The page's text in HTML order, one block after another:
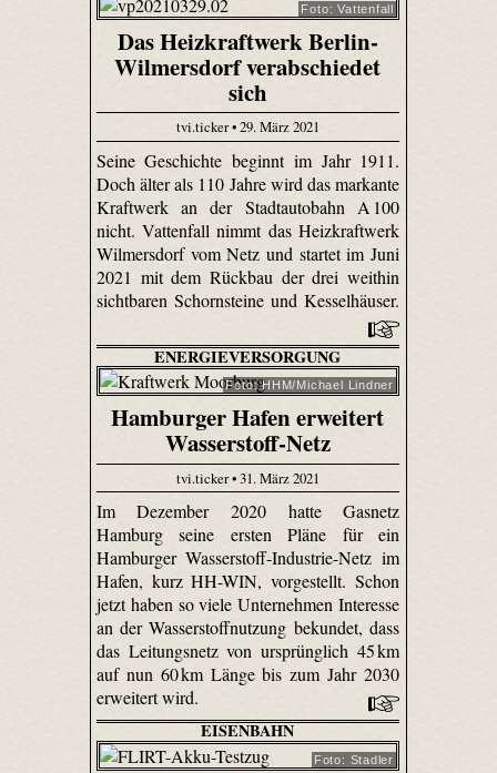
Foto: Vattenfall
Das Heizkraftwerk Berlin-
Wilmersdorf verabschiedet
sich
tvi.ticker • 29. März 2021
Seine Geschichte beginnt im Jahr 1911.
Doch älter als 110 Jahre wird das markante
Kraftwerk an der Stadtautobahn A 100
nicht. Vattenfall nimmt das Heizkraftwerk
Wilmersdorf vom Netz und startet im Juni
2021 mit dem Rückbau der drei weithin
sichtbaren Schornsteine und Kesselhäuser.
ENERGIEVERSORGUNG
Foto: HHM/Michael Lindner
Hamburger Hafen erweitert
Wasserstoff-Netz
tvi.ticker • 31. März 2021
Im Dezember 2020 hatte Gasnetz
Hamburg seine ersten Pläne für ein
Hamburger Wasserstoff-Industrie-Netz im
Hafen, kurz HH-WIN, vorgestellt. Schon
jetzt haben so viele Unternehmen Interesse
an der Wasserstoffnutzung bekundet, dass
das Leitungsnetz von ursprünglich 45 km
auf nun 60 km Länge bis zum Jahr 2030
erweitert wird.
EISENBAHN
Foto: Stadler